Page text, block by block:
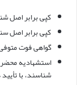
کپی برابر اصل
کپی برابر اصل
گواهی فوت
شناسند، با